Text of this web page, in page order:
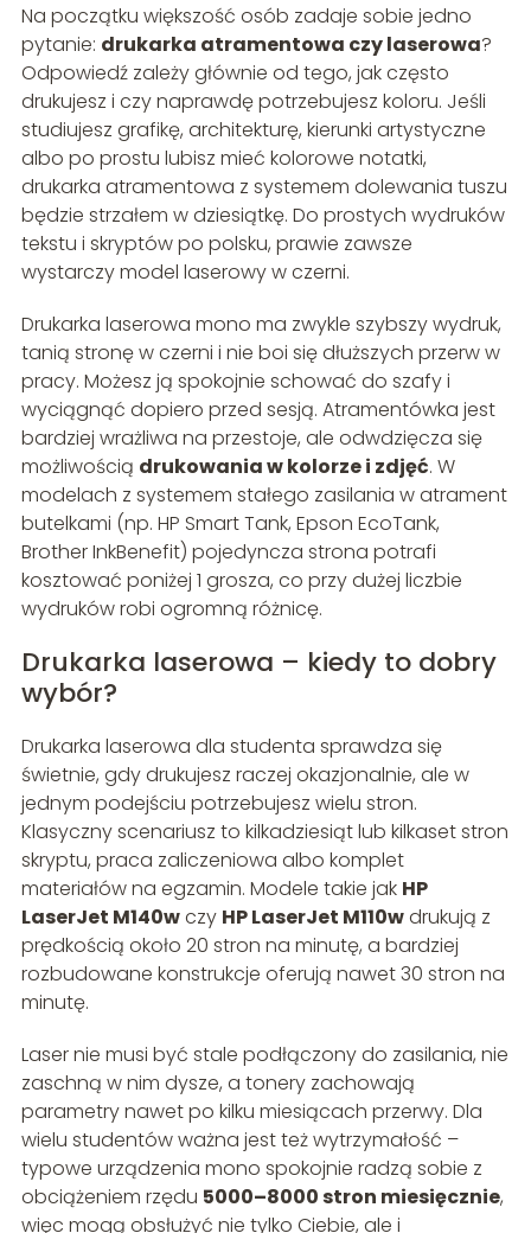
Na początku większość osób zadaje sobie jedno
pytanie: drukarka atramentowa czy laserowa?
Odpowiedź zależy głównie od tego, jak często
drukujesz i czy naprawdę potrzebujesz koloru. Jeśli
studiujesz grafikę, architekturę, kierunki artystyczne
albo po prostu lubisz mieć kolorowe notatki,
drukarka atramentowa z systemem dolewania tuszu
będzie strzałem w dziesiątkę. Do prostych wydruków
tekstu i skryptów po polsku, prawie zawsze
wystarczy model laserowy w czerni.
Drukarka laserowa mono ma zwykle szybszy wydruk,
tanią stronę w czerni i nie boi się dłuższych przerw w
pracy. Możesz ją spokojnie schować do szafy i
wyciągnąć dopiero przed sesją. Atramentówka jest
bardziej wrażliwa na przestoje, ale odwdzięcza się
możliwością drukowania w kolorze i zdjęć. W
modelach z systemem stałego zasilania w atrament
butelkami (np. HP Smart Tank, Epson EcoTank,
Brother InkBenefit) pojedyncza strona potrafi
kosztować poniżej 1 grosza, co przy dużej liczbie
wydruków robi ogromną różnicę.
Drukarka laserowa – kiedy to dobry
wybór?
Drukarka laserowa dla studenta sprawdza się
świetnie, gdy drukujesz raczej okazjonalnie, ale w
jednym podejściu potrzebujesz wielu stron.
Klasyczny scenariusz to kilkadziesiąt lub kilkaset stron
skryptu, praca zaliczeniowa albo komplet
materiałów na egzamin. Modele takie jak HP
LaserJet M140wczy HP LaserJet M110wdrukują z
prędkością około 20 stron na minutę, a bardziej
rozbudowane konstrukcje oferują nawet 30 stron na
minutę.
Laser nie musi być stale podłączony do zasilania, nie
zaschną w nim dysze, a tonery zachowają
parametry nawet po kilku miesiącach przerwy. Dla
wielu studentów ważna jest też wytrzymałość –
typowe urządzenia mono spokojnie radzą sobie z
obciążeniem rzędu 5000–8000 stron miesięcznie,
więc mogą obsłużyć nie tylko Ciebie, ale i